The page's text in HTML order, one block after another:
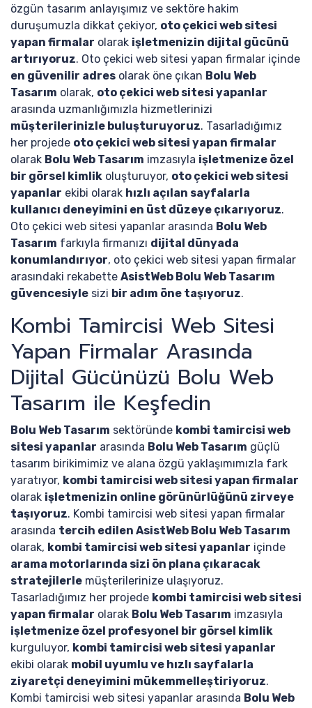
özgün tasarım anlayışımız ve sektöre hakim
duruşumuzla dikkat çekiyor, oto çekici web sitesi
yapan firmalar olarak işletmenizin dijital gücünü
artırıyoruz. Oto çekici web sitesi yapan firmalar içinde
en güvenilir adres olarak öne çıkan Bolu Web
Tasarım olarak, oto çekici web sitesi yapanlar
arasında uzmanlığımızla hizmetlerinizi
müşterilerinizle buluşturuyoruz. Tasarladığımız
her projede oto çekici web sitesi yapan firmalar
olarak Bolu Web Tasarım imzasıyla işletmenize özel
bir görsel kimlik oluşturuyor, oto çekici web sitesi
yapanlar ekibi olarak hızlı açılan sayfalarla
kullanıcı deneyimini en üst düzeye çıkarıyoruz.
Oto çekici web sitesi yapanlar arasında Bolu Web
Tasarım farkıyla firmanızı dijital dünyada
konumlandırıyor, oto çekici web sitesi yapan firmalar
arasındaki rekabette AsistWeb Bolu Web Tasarım
güvencesiyle sizi bir adım öne taşıyoruz.
Kombi Tamircisi Web Sitesi
Yapan Firmalar Arasında
Dijital Gücünüzü Bolu Web
Tasarım ile Keşfedin
Bolu Web Tasarım sektöründe kombi tamircisi web
sitesi yapanlar arasında Bolu Web Tasarım güçlü
tasarım birikimimiz ve alana özgü yaklaşımımızla fark
yaratıyor, kombi tamircisi web sitesi yapan firmalar
olarak işletmenizin online görünürlüğünü zirveye
taşıyoruz. Kombi tamircisi web sitesi yapan firmalar
arasında tercih edilen AsistWeb Bolu Web Tasarım
olarak, kombi tamircisi web sitesi yapanlar içinde
arama motorlarında sizi ön plana çıkaracak
stratejilerle müşterilerinize ulaşıyoruz.
Tasarladığımız her projede kombi tamircisi web sitesi
yapan firmalar olarak Bolu Web Tasarım imzasıyla
işletmenize özel profesyonel bir görsel kimlik
kurguluyor, kombi tamircisi web sitesi yapanlar
ekibi olarak mobil uyumlu ve hızlı sayfalarla
ziyaretçi deneyimini mükemmelleştiriyoruz.
Kombi tamircisi web sitesi yapanlar arasında Bolu Web